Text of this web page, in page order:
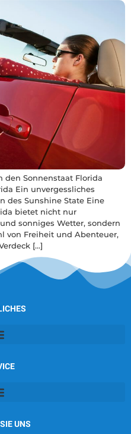
den Sonnenstaat Florida
Ein unvergessliches
des Sunshine State Eine
bietet nicht nur
sonniges Wetter, sondern
von Freiheit und Abenteuer,
[…]
UNS